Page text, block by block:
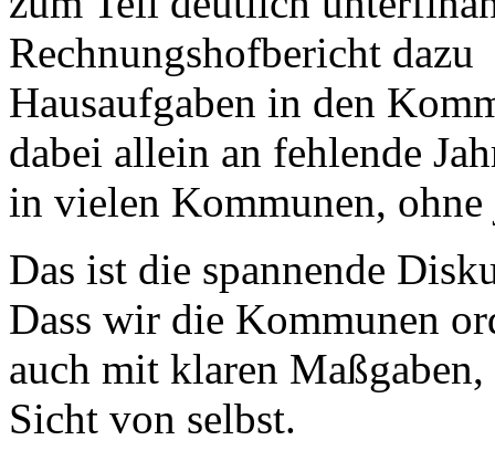
Rechnungshofbericht
Hausaufgaben in den
dabei allein an fehlende
in vielen Kommunen,
Das ist die spannende
Dass wir die Kommunen
auch mit klaren
Sicht von selbst.